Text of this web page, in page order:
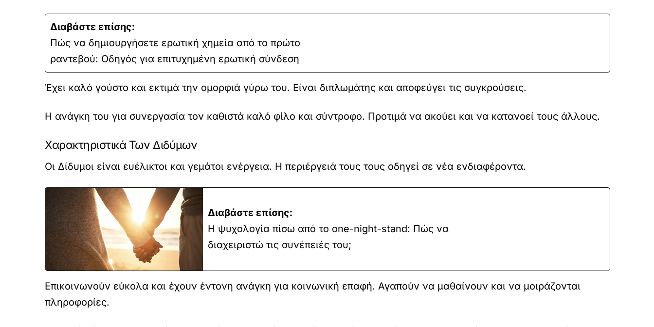
Διαβάστε επίσης:
Πώς να δημιουργήσετε ερωτική χημεία από το πρώτο
ραντεβού: Οδηγός για επιτυχημένη ερωτική σύνδεση
Έχει καλό γούστο και εκτιμά την ομορφιά γύρω του. Είναι διπλωμάτης και αποφεύγει τις συγκρούσεις.
Η ανάγκη του για συνεργασία τον καθιστά καλό φίλο και σύντροφο. Προτιμά να ακούει και να κατανοεί τους άλλους.
Χαρακτηριστικά Των Διδύμων
Οι Δίδυμοι είναι ευέλικτοι και γεμάτοι ενέργεια. Η περιέργειά τους τους οδηγεί σε νέα ενδιαφέροντα.
Διαβάστε επίσης:
Η ψυχολογία πίσω από το one-night-stand: Πώς να
διαχειριστώ τις συνέπειές του;
Επικοινωνούν εύκολα και έχουν έντονη ανάγκη για κοινωνική επαφή. Αγαπούν να μαθαίνουν και να μοιράζονται
πληροφορίες.